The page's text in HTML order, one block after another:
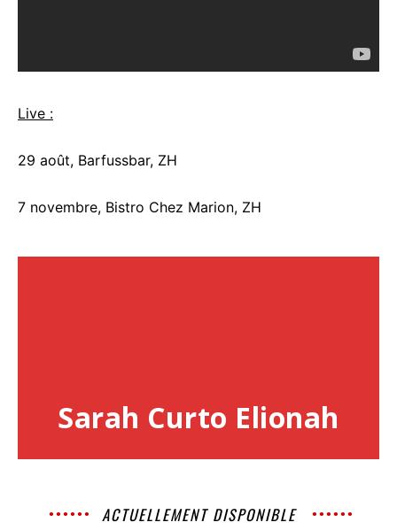
Live :
29 août, Barfussbar, ZH
7 novembre, Bistro Chez Marion, ZH
Sarah Curto Elionah
ACTUELLEMENT DISPONIBLE